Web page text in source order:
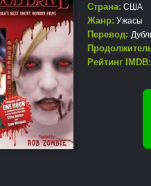
Страна: США
Жанр: Ужасы
Перевод:
Рейтинг IMDB: